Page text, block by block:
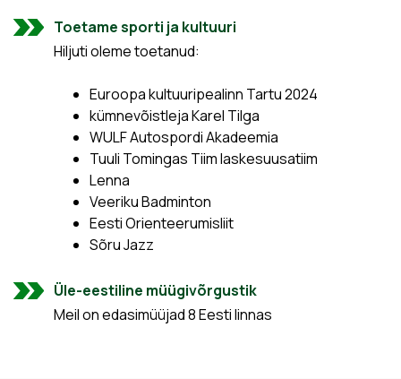
Toetame sporti ja kultuuri
Hiljuti oleme toetanud:
Euroopa kultuuripealinn Tartu 2024
kümnevõistleja Karel Tilga
WULF Autospordi Akadeemia
Tuuli Tomingas Tiim laskesuusatiim
Lenna
Veeriku Badminton
Eesti Orienteerumisliit
Sõru Jazz
Üle-eestiline müügivõrgustik
Meil on edasimüüjad 8 Eesti linnas